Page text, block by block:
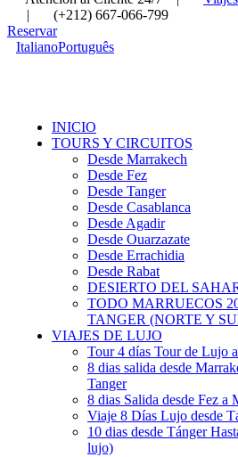
|
(+212) 667-066-799
Reservar
ItalianoPortuguês
INICIO
TOURS Y CIRCUITOS
Desde Marrakech
Desde Fez
Desde Tanger
Desde Casablanca
Desde Agadir
Desde Ouarzazate
Desde Errachidia
Desde Rabat
DESIERTO DEL
TODO MARRUECOS
TANGER (NORTE Y
VIAJES DE LUJO
Tour 4 días Tour de Lujo
8 dias salida desde
Tanger
8 dias Salida desde Fez a
Viaje 8 Días Lujo desde
10 dias desde Tánger
lujo)